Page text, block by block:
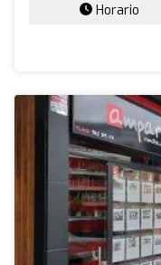
Horario